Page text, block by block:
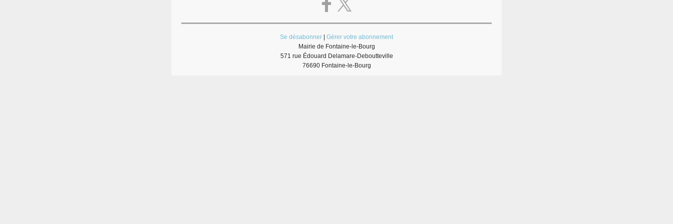
Se désabonner
Gérer votre abonnement
Mairie de Fontaine-le-Bourg
571 rue Édouard Delamare-Deboutteville
76690 Fontaine-le-Bourg